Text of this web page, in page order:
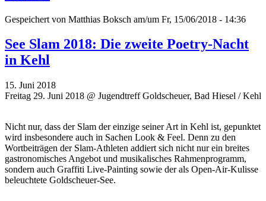
Gespeichert von Matthias Boksch am/um Fr, 15/06/2018 - 14:36
See Slam 2018: Die zweite Poetry-Nacht
in Kehl
15. Juni 2018
Freitag 29. Juni 2018 @ Jugendtreff Goldscheuer, Bad Hiesel / Kehl
Nicht nur, dass der Slam der einzige seiner Art in Kehl ist, gepunktet
wird insbesondere auch in Sachen Look & Feel. Denn zu den
Wortbeiträgen der Slam-Athleten addiert sich nicht nur ein breites
gastronomisches Angebot und musikalisches Rahmenprogramm,
sondern auch Graffiti Live-Painting sowie der als Open-Air-Kulisse
beleuchtete Goldscheuer-See.